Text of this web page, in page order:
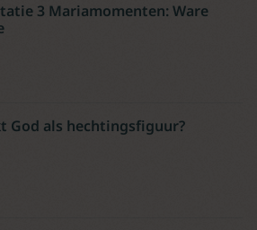
3 Mariamomenten: Ware
God als hechtingsfiguur?